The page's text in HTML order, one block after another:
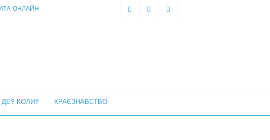
ОНЛАЙН
КОЛИ? КРАЄЗНАВСТВО